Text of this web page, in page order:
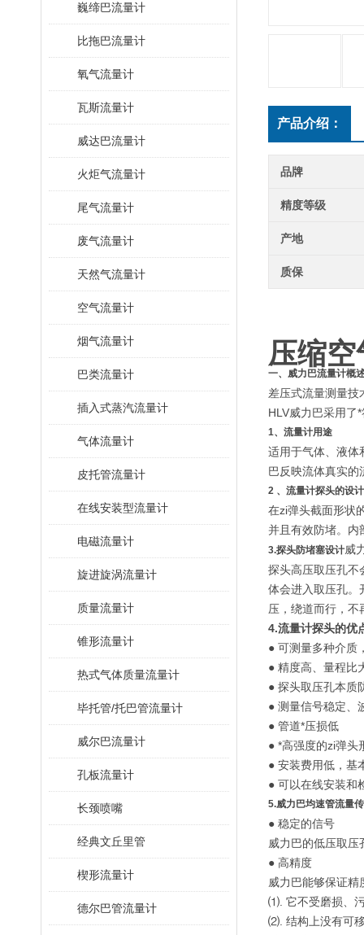
巍缔巴流量计
比拖巴流量计
氧气流量计
瓦斯流量计
威达巴流量计
火炬气流量计
尾气流量计
废气流量计
天然气流量计
空气流量计
烟气流量计
巴类流量计
插入式蒸汽流量计
气体流量计
皮托管流量计
在线安装型流量计
电磁流量计
旋进旋涡流量计
质量流量计
锥形流量计
热式气体质量流量计
毕托管/托巴管流量计
威尔巴流量计
孔板流量计
长颈喷嘴
经典文丘里管
楔形流量计
德尔巴管流量计
产品介绍：
品牌
精度等级
产地
质保
压缩
一、威力巴流量计概
差压式流量测量技
HLV威力巴采用了
1、流量计用途
适用于气体、液体
巴反映流体真实的
2 、流量计探头的设
在zi弹头截面形状
并且有效防堵。内
3.探头防堵塞设计威
探头高压取压孔不
体会进入取压孔。
压，绕道而行，不
4.流量计探头的优
● 可测量多种介质
● 精度高、量程比
● 探头取压孔本质
● 测量信号稳定、
● 管道*压损低
● *高强度的zi弹头
● 安装费用低，基
● 可以在线安装和
5.威力巴均速管流量
● 稳定的信号
威力巴的低压取
● 高精度
威力巴能够保证
⑴. 它不受磨损、
⑵. 结构上没有可